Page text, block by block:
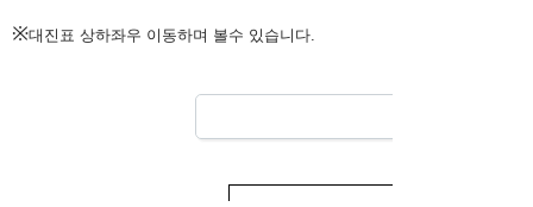
※대진표 상하좌우 이동하며 볼수 있습니다.